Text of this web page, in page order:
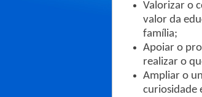
Valorizar o
valor da
família;
Apoiar o
realizar o
Ampliar o
curiosidade